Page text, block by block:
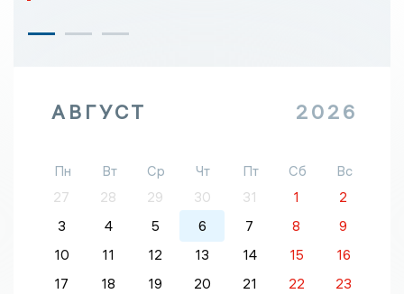
АВГУСТ 2026
Пн Вт Ср Чт Пт Сб
Вс
27
28 29 30 31 1
2
3
4 5 6 7 8
9
10
11 12 13 14 15
16
17
18 19 20 21 22 23